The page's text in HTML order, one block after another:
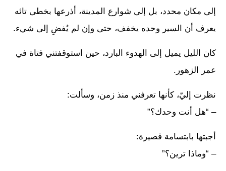
إلى مكان محدد، بل إلى شوارع المدينة، أذرعها بخطى تائه
يعرف أن السير وحده يخفف، حتى وإن لم يُفضِ إلى شيء.
كان الليل يميل إلى الهدوء البارد، حين استوقفتني فتاة في
عمر الزهور.
نظرت إليّ، كأنها تعرفني منذ زمن، وسألت:
– “هل أنت وحدك؟”
أجبتها بابتسامة قصيرة:
– “وماذا ترين؟”